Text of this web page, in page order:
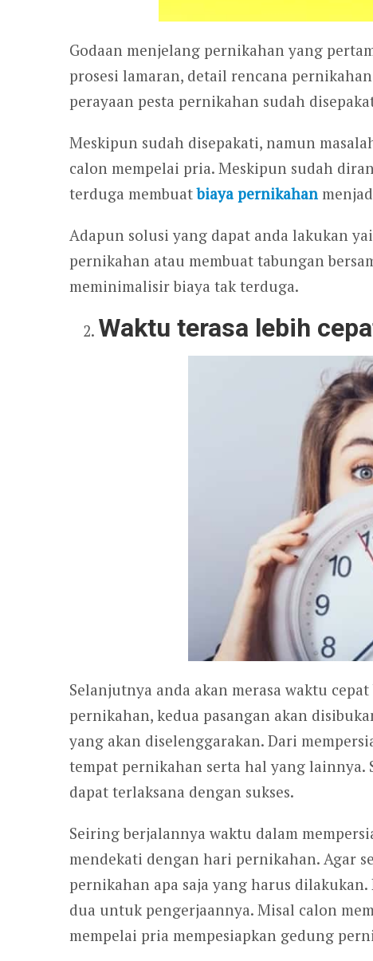
Godaan menjelang pernikahan yang
prosesi lamaran, detail rencana
perayaan pesta pernikahan sudah
Meskipun sudah disepakati, namun
calon mempelai pria. Meskipun sudah
terduga membuatbiaya pernikahan
Adapun solusi yang dapat anda lakukan
pernikahan atau membuat tabungan
meminimalisir biaya tak terduga.
Waktu terasa lebih
Selanjutnya anda akan merasa waktu
pernikahan, kedua pasangan akan
yang akan diselenggarakan. Dari
tempat pernikahan serta hal yang lainnya.
dapat terlaksana dengan sukses.
Seiring berjalannya waktu dalam
mendekati dengan hari pernikahan. Agar
pernikahan apa saja yang harus
dua untuk pengerjaannya. Misal calon
mempelai pria mempesiapkan gedung